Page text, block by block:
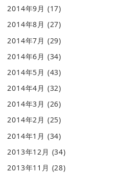
2014年9月 (17)
2014年8月 (27)
2014年7月 (29)
2014年6月 (34)
2014年5月 (43)
2014年4月 (32)
2014年3月 (26)
2014年2月 (25)
2014年1月 (34)
2013年12月 (34)
2013年11月 (28)